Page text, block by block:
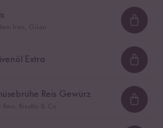
Extra
Reis Gewürz